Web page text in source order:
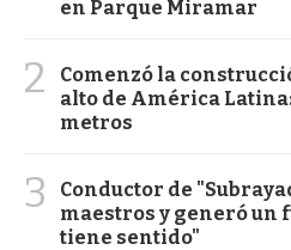
en Parque Miramar
2
Comenzó la
alto de América
metros
3
Conductor de
maestros y generó un
tiene sentido"